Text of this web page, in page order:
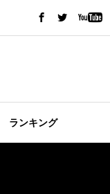
ランキング